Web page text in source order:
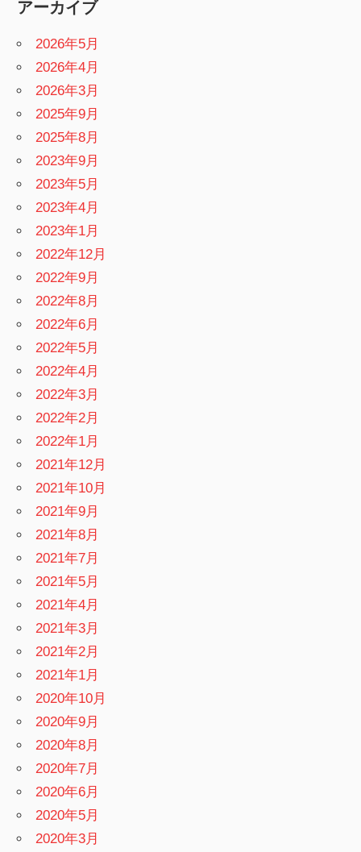
アーカイブ
2026年5月
2026年4月
2026年3月
2025年9月
2025年8月
2023年9月
2023年5月
2023年4月
2023年1月
2022年12月
2022年9月
2022年8月
2022年6月
2022年5月
2022年4月
2022年3月
2022年2月
2022年1月
2021年12月
2021年10月
2021年9月
2021年8月
2021年7月
2021年5月
2021年4月
2021年3月
2021年2月
2021年1月
2020年10月
2020年9月
2020年8月
2020年7月
2020年6月
2020年5月
2020年3月